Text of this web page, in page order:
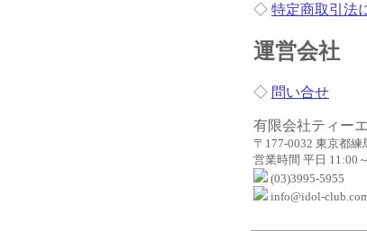
◇ 特定商取引法
運営会社
◇ 問い合せ
有限会社ティー
〒177-0032 東京都練
営業時間 平日 11:00
(03)3995-5955
info@idol-